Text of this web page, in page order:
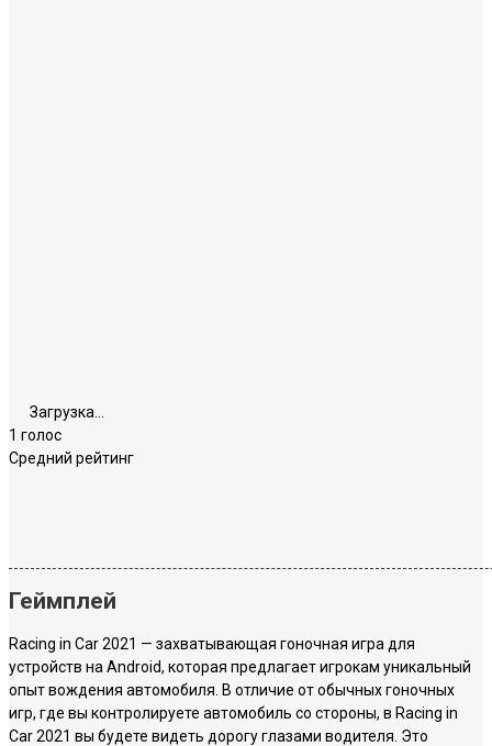
Загрузка...
1 голос
Средний рейтинг
Геймплей
Racing in Car 2021 — захватывающая гоночная игра для
устройств на Android, которая предлагает игрокам уникальный
опыт вождения автомобиля. В отличие от обычных гоночных
игр, где вы контролируете автомобиль со стороны, в Racing in
Car 2021 вы будете видеть дорогу глазами водителя. Это